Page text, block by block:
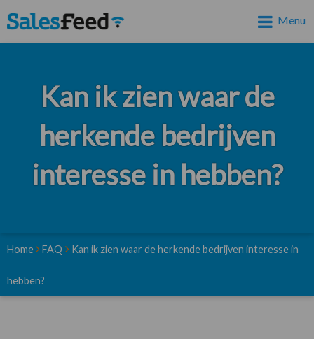
Menu
Kan ik zien waar de
herkende bedrijven
interesse in hebben?
Home FAQ Kan ik zien waar de herkende bedrijven interesse in
hebben?